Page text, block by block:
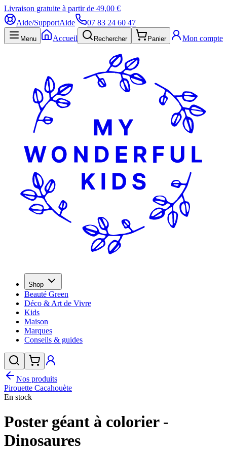
Livraison gratuite à partir de 49,00 €
Aide/SupportAide 07 83 24 60 47
Menu Accueil Rechercher Panier Mon compte
Shop
Beauté Green
Déco & Art de Vivre
Kids
Maison
Marques
Conseils & guides
Nos produits
Pirouette Cacahouète
En stock
Poster géant à colorier -
Dinosaures